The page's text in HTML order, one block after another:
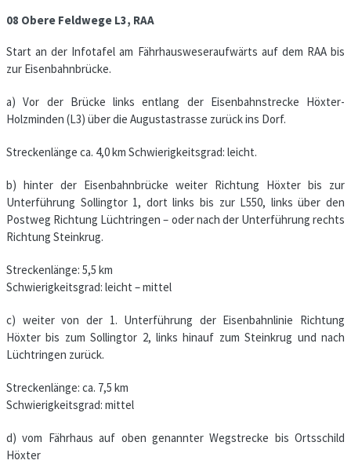
08 Obere Feldwege L3, RAA
Start an der Infotafel am Fährhausweseraufwärts auf dem RAA bis
zur Eisenbahnbrücke.
a) Vor der Brücke links entlang der Eisenbahnstrecke Höxter-
Holzminden (L3) über die Augustastrasse zurück ins Dorf.
Streckenlänge ca. 4,0 km Schwierigkeitsgrad: leicht.
b) hinter der Eisenbahnbrücke weiter Richtung Höxter bis zur
Unterführung Sollingtor 1, dort links bis zur L550, links über den
Postweg Richtung Lüchtringen – oder nach der Unterführung rechts
Richtung Steinkrug.
Streckenlänge: 5,5 km
Schwierigkeitsgrad: leicht – mittel
c) weiter von der 1. Unterführung der Eisenbahnlinie Richtung
Höxter bis zum Sollingtor 2, links hinauf zum Steinkrug und nach
Lüchtringen zurück.
Streckenlänge: ca. 7,5 km
Schwierigkeitsgrad: mittel
d) vom Fährhaus auf oben genannter Wegstrecke bis Ortsschild
Höxter